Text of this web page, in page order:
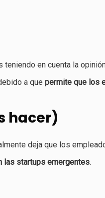
en cuenta la
a que permite que los
hacer)
deja que los
las startups emergentes.